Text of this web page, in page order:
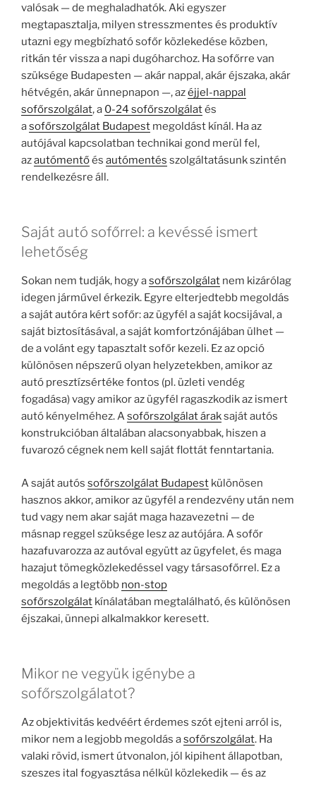
valósak — de meghaladhatók. Aki egyszer
megtapasztalja, milyen stresszmentes és produktív
utazni egy megbízható sofőr közlekedése közben,
ritkán tér vissza a napi dugóharchoz. Ha sofőrre van
szüksége Budapesten — akár nappal, akár éjszaka, akár
hétvégén, akár ünnepnapon —, azéjjel-nappal
sofőrszolgálat, a 0-24 sofőrszolgálatés
asofőrszolgálat Budapest megoldást kínál. Ha az
autójával kapcsolatban technikai gond merül fel,
azautómentőés autómentés szolgáltatásunk szintén
rendelkezésre áll.
Saját autó sofőrrel: a kevéssé ismert
lehetőség
Sokan nem tudják, hogy asofőrszolgálat nem kizárólag
idegen járművel érkezik. Egyre elterjedtebb megoldás
a saját autóra kért sofőr: az ügyfél a saját kocsijával, a
saját biztosításával, a saját komfortzónájában ülhet —
de a volánt egy tapasztalt sofőr kezeli. Ez az opció
különösen népszerű olyan helyzetekben, amikor az
autó presztízsértéke fontos (pl. üzleti vendég
fogadása) vagy amikor az ügyfél ragaszkodik az ismert
autó kényelméhez. Asofőrszolgálat áraksaját autós
konstrukcióban általában alacsonyabbak, hiszen a
fuvarozó cégnek nem kell saját flottát fenntartania.
A saját autós sofőrszolgálat Budapest különösen
hasznos akkor, amikor az ügyfél a rendezvény után nem
tud vagy nem akar saját maga hazavezetni — de
másnap reggel szüksége lesz az autójára. A sofőr
hazafuvarozza az autóval együtt az ügyfelet, és maga
hazajut tömegközlekedéssel vagy társasofőrrel. Ez a
megoldás a legtöbb non-stop
sofőrszolgálat kínálatában megtalálható, és különösen
éjszakai, ünnepi alkalmakkor keresett.
Mikor ne vegyük igénybe a
sofőrszolgálatot?
Az objektivitás kedvéért érdemes szót ejteni arról is,
mikor nem a legjobb megoldás asofőrszolgálat. Ha
valaki rövid, ismert útvonalon, jól kipihent állapotban,
szeszes ital fogyasztása nélkül közlekedik — és az